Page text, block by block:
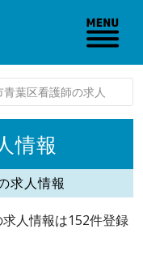
青葉区看護師の求人
情報
求人情報
人情報は152件登録